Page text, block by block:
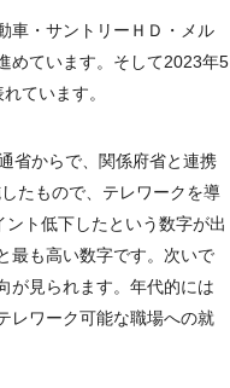
車・サントリーＨＤ・メル
めています。そして2023年5
ています。
省からで、関係府省と連携
たもので、テレワークを導
ント低下したという数字が出
最も高い数字です。次いで
が見られます。年代的には
レワーク可能な職場への就